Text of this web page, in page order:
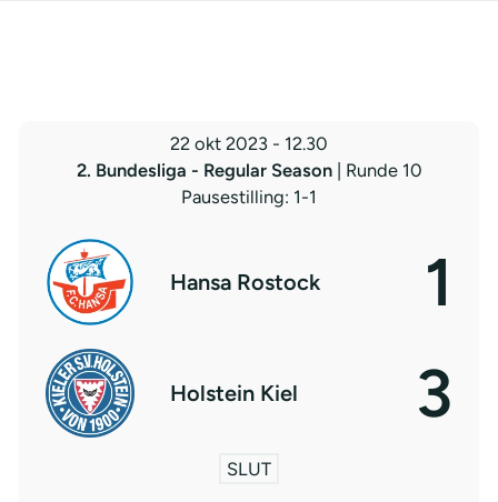
22 okt 2023 - 12.30
2. Bundesliga - Regular Season
| Runde 10
Pausestilling: 1-1
Hansa Rostock 1
Holstein Kiel 3
SLUT